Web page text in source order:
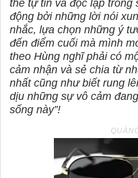
thể tự tin và độc lập trong
động bởi những lời nói
nhắc, lựa chọn những ý
đến điểm cuối mà mình
theo Hùng nghĩ phải có
cảm nhận và sẻ chia từ
nhất cũng như biết rung
dịu những sự vô cảm
sống này”!